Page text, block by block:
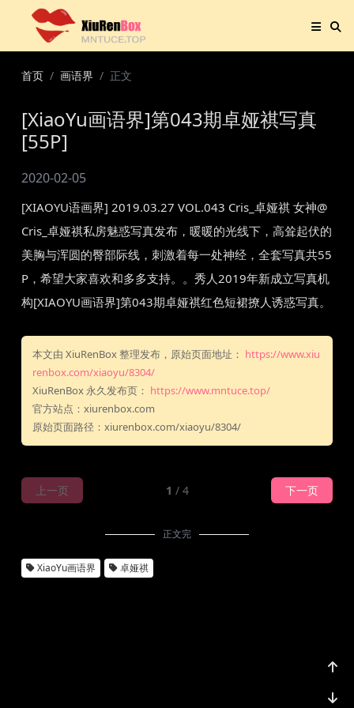
首页 画语界 正文
[XiaoYu画语界]第043期卓娅祺写真
[55P]
2020-02-05
[XIAOYU语画界] 2019.03.27 VOL.043 Cris_卓娅祺 女神@
Cris_卓娅祺私房魅惑写真发布，暖暖的光线下，高耸起伏的
美胸与浑圆的臀部际线，刺激着每一处神经，全套写真共55
P，希望大家喜欢和多多支持。。秀人2019年新成立写真机
构[XIAOYU画语界]第043期卓娅祺红色短裙撩人诱惑写真。
本文由 XiuRenBox 整理发布，原始页面地址： https://www.xiu
renbox.com/xiaoyu/8304/
XiuRenBox 永久发布页： https://www.mntuce.top/
官方站点：xiurenbox.com
原始页面路径：xiurenbox.com/xiaoyu/8304/
上一页 1 / 4 下一页
正文完
XiaoYu画语界 卓娅祺